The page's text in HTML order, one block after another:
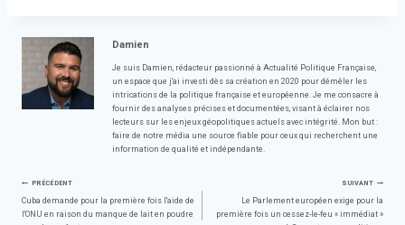
Damien
Je suis Damien, rédacteur passionné à Actualité Politique Française,
un espace que j'ai investi dès sa création en 2020 pour démêler les
intrications de la politique française et européenne. Je me consacre à
fournir des analyses précises et documentées, visant à éclairer nos
lecteurs sur les enjeux géopolitiques actuels avec intégrité. Mon but :
faire de notre média une source fiable pour ceux qui recherchent une
information de qualité et indépendante.
Navigation
PRÉCÉDENT
Cuba demande pour la première fois l'aide de
l'ONU en raison du manque de lait en poudre
SUIVANT
Le Parlement européen exige pour la
première fois un cessez-le-feu « immédiat »